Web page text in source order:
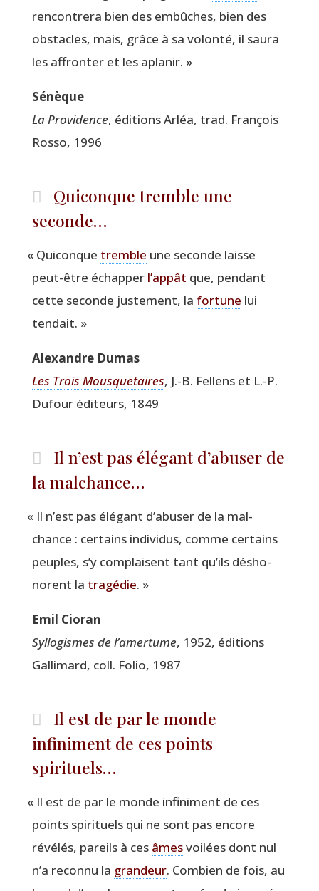
ren­con­tre­ra bien des embûches, bien des
obs­tacles, mais, grâce à sa volon­té, il sau­ra
les affron­ter et les aplanir. »
Sénèque
La Pro­vi­dence, édi­tions Arléa, trad. Fran­çois
Ros­so, 1996
Quiconque tremble une
seconde…
« Qui­conque tremble une seconde laisse
peut-être échap­per l’appât que, pen­dant
cette seconde jus­te­ment, la for­tune lui
tendait. »
Alexandre Dumas
Les Trois Mous­que­taires, J.-B. Fel­lens et L.-P.
Dufour édi­teurs, 1849
Il n’est pas élégant d’abuser de
la malchance…
« Il n’est pas élé­gant d’abuser de la mal­
chance : cer­tains indi­vi­dus, comme cer­tains
peuples, s’y com­plaisent tant qu’ils désho­
norent la tra­gé­die. »
Emil Cio­ran
Syl­lo­gismes de l’amertume, 1952, édi­tions
Gal­li­mard, coll. Folio, 1987
Il est de par le monde
infiniment de ces points
spirituels…
« Il est de par le monde infi­ni­ment de ces
points spi­ri­tuels qui ne sont pas encore
révé­lés, pareils à ces âmesvoi­lées dont nul
n’a recon­nu la gran­deur. Com­bien de fois, au